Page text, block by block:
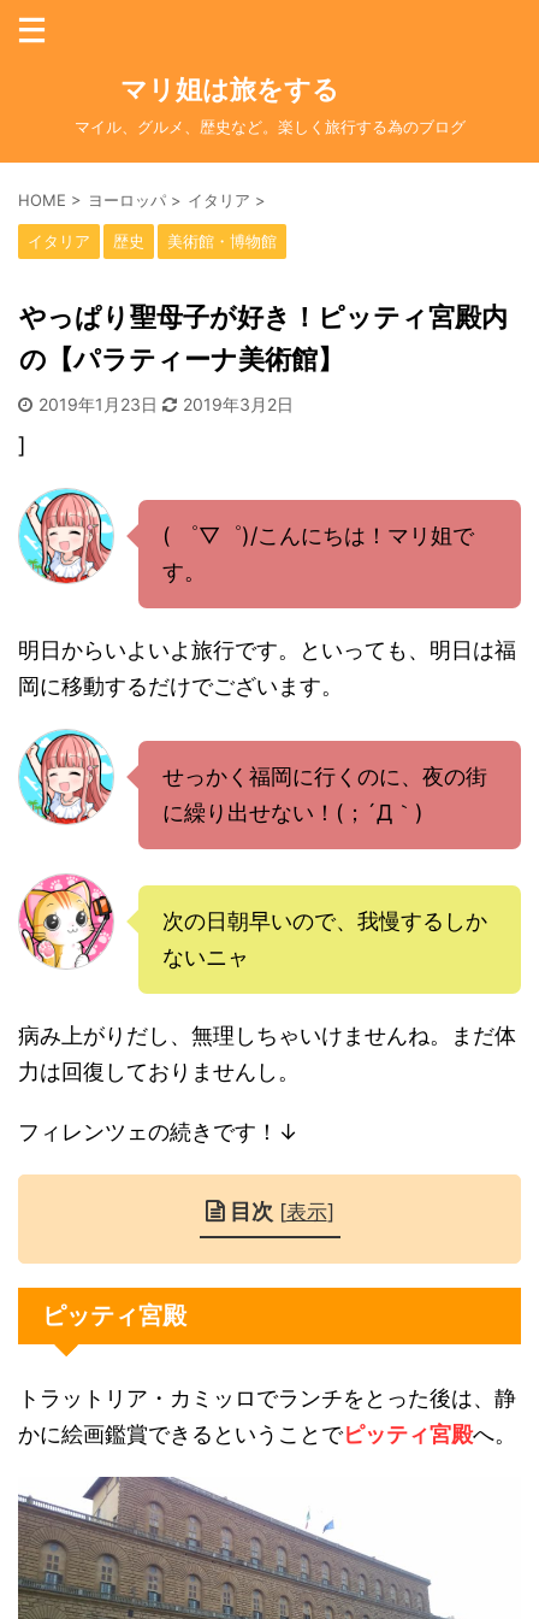
マリ姐は旅をする
マイル、グルメ、歴史など。楽しく旅行する為のブログ
HOME > ヨーロッパ > イタリア >
イタリア 歴史 美術館・博物館
やっぱり聖母子が好き！ピッティ宮殿内
の【パラティーナ美術館】
2019年1月23日 2019年3月2日
]
( ゜▽゜)/こんにちは！マリ姐で
す。
明日からいよいよ旅行です。といっても、明日は福
岡に移動するだけでございます。
せっかく福岡に行くのに、夜の街
に繰り出せない！(；´Д｀)
次の日朝早いので、我慢するしか
ないニャ
病み上がりだし、無理しちゃいけませんね。まだ体
力は回復しておりませんし。
フィレンツェの続きです！↓
目次 [表示]
ピッティ宮殿
トラットリア・カミッロでランチをとった後は、静
かに絵画鑑賞できるということでピッティ宮殿へ。